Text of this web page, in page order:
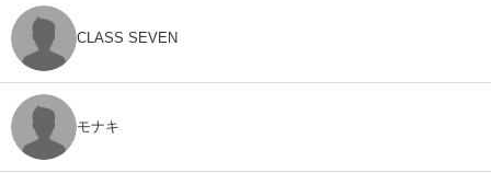
CLASS SEVEN
モナキ